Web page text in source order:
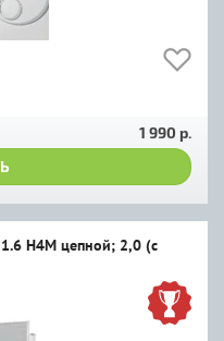
1 990 р.
H4M цепной; 2,0 (c